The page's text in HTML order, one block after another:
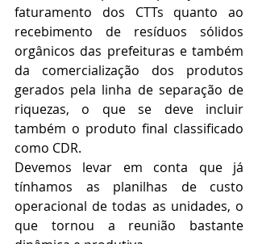
faturamento dos CTTs quanto ao
recebimento de resíduos sólidos
orgânicos das prefeituras e também
da comercialização dos produtos
gerados pela linha de separação de
riquezas, o que se deve incluir
também o produto final classificado
como CDR.
Devemos levar em conta que já
tínhamos as planilhas de custo
operacional de todas as unidades, o
que tornou a reunião bastante